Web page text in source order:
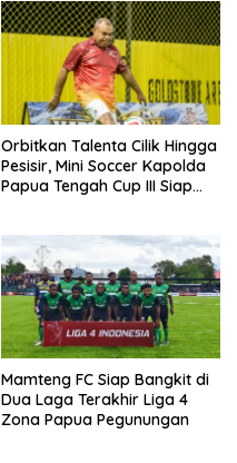
Orbitkan Talenta Cilik Hingga
Pesisir, Mini Soccer Kapolda
Papua Tengah Cup III Siap
Mamteng FC Siap Bangkit di
Dua Laga Terakhir Liga 4
Zona Papua Pegunungan